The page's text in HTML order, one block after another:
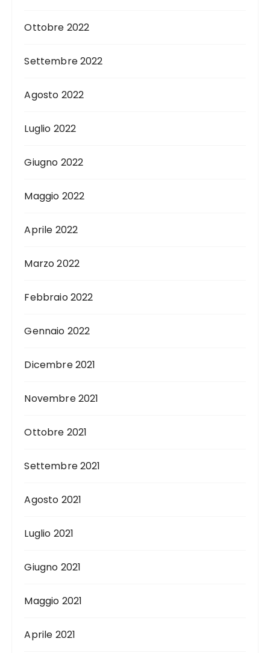
Ottobre 2022
Settembre 2022
Agosto 2022
Luglio 2022
Giugno 2022
Maggio 2022
Aprile 2022
Marzo 2022
Febbraio 2022
Gennaio 2022
Dicembre 2021
Novembre 2021
Ottobre 2021
Settembre 2021
Agosto 2021
Luglio 2021
Giugno 2021
Maggio 2021
Aprile 2021